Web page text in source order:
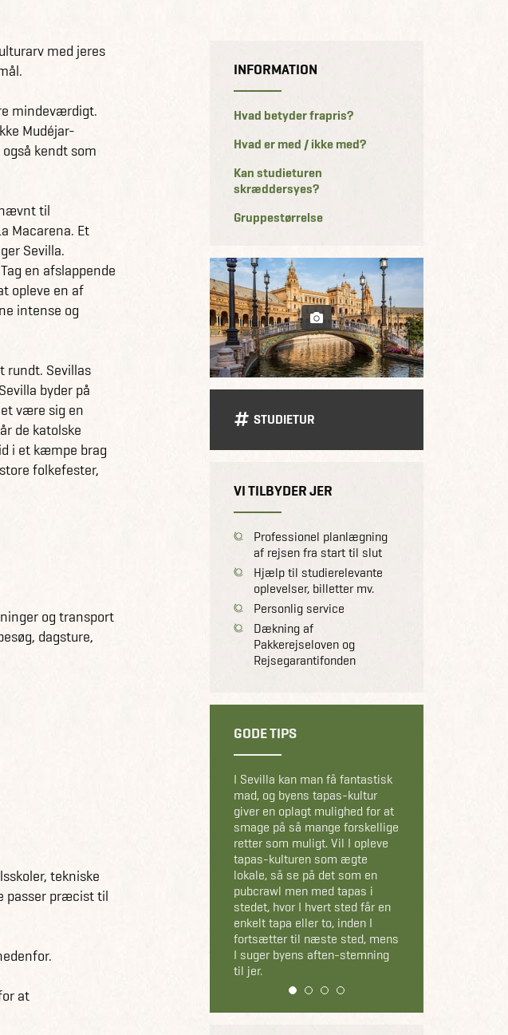
med jeres
mindeværdigt.
Mudéjar-
kendt som
til
Macarena. Et
Sevilla.
en afslappende
opleve en af
intense og
rundt. Sevillas
byder på
være sig en
de katolske
i et kæmpe brag
folkefester,
og transport
dagsture,
tekniske
passer præcist til
at
INFORMATION
Hvad betyder frapris?
Hvad er med / ikke med?
Kan studieturen
skræddersyes?
Gruppestørrelse
STUDIETUR
VI TILBYDER JER
Professionel planlægning
af rejsen fra start til slut
Hjælp til studierelevante
oplevelser, billetter mv.
Personlig service
Dækning af
Pakkerejseloven og
Rejsegarantifonden
GODE TIPS
I Sevilla kan man få fantastisk
mad, og byens tapas-kultur
giver en oplagt mulighed for at
smage på så mange forskellige
retter som muligt. Vil I opleve
tapas-kulturen som ægte
lokale, så se på det som en
pubcrawl men med tapas i
stedet, hvor I hvert sted får en
enkelt tapa eller to, inden I
fortsætter til næste sted, mens
I suger byens aften-stemning
til jer.
1 2 3 4